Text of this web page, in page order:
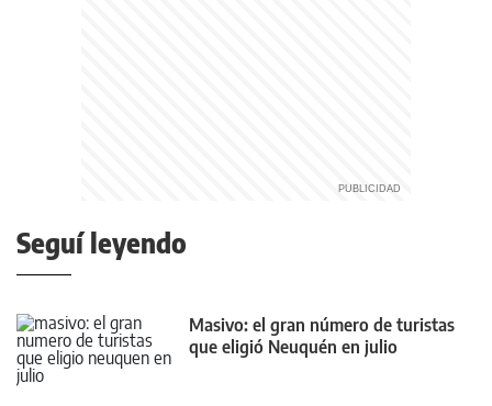
Seguí leyendo
Masivo: el gran número de turistas
que eligió Neuquén en julio